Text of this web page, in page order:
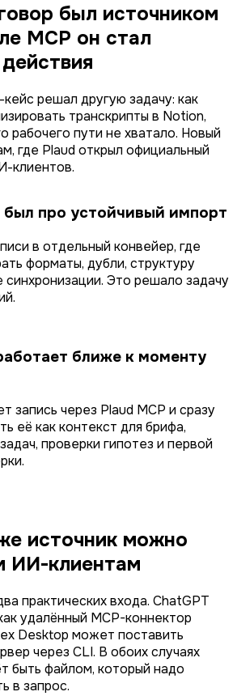
был источником
MCP он стал
решал другую задачу: как
транскрипты в Notion,
рабочего пути не хватало. Новый
где Plaud открыл официальный
клиентов.
про устойчивый импорт
в отдельный конвейер, где
форматы, дубли, структуру
синхронизации. Это решало задачу
ближе к моменту
запись через Plaud MCP и сразу
её как контекст для брифа,
проверки гипотез и первой
источник можно
ИИ-клиентам
практических входа. ChatGPT
удалённый MCP-коннектор
Desktop может поставить
через CLI. В обоих случаях
быть файлом, который надо
в запрос.